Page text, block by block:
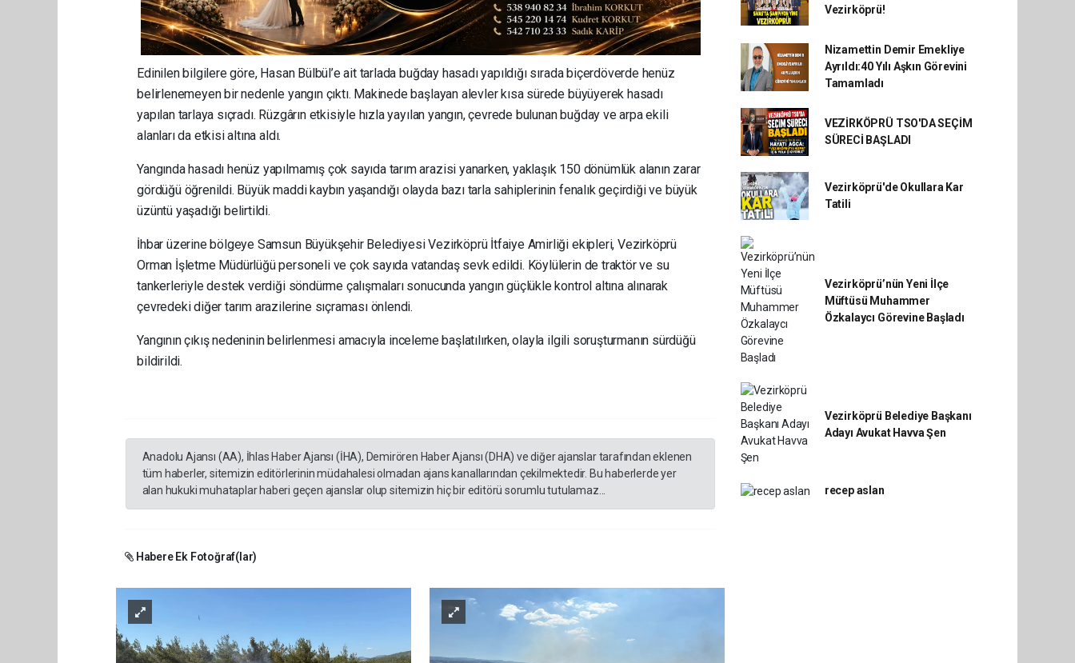
Edinilen bilgilere göre, Hasan Bülbül’e ait tarlada buğday hasadı yapıldığı sırada biçerdöverde henüz
belirlenemeyen bir nedenle yangın çıktı. Makinede başlayan alevler kısa sürede büyüyerek hasadı
yapılan tarlaya sıçradı. Rüzgârın etkisiyle hızla yayılan yangın, çevrede bulunan buğday ve arpa ekili
alanları da etkisi altına aldı.
Yangında hasadı henüz yapılmamış çok sayıda tarım arazisi yanarken, yaklaşık 150 dönümlük alanın zarar
gördüğü öğrenildi. Büyük maddi kaybın yaşandığı olayda bazı tarla sahiplerinin fenalık geçirdiği ve büyük
üzüntü yaşadığı belirtildi.
İhbar üzerine bölgeye Samsun Büyükşehir Belediyesi Vezirköprü İtfaiye Amirliği ekipleri, Vezirköprü
Orman İşletme Müdürlüğü personeli ve çok sayıda vatandaş sevk edildi. Köylülerin de traktör ve su
tankerleriyle destek verdiği söndürme çalışmaları sonucunda yangın güçlükle kontrol altına alınarak
çevredeki diğer tarım arazilerine sıçraması önlendi.
Yangının çıkış nedeninin belirlenmesi amacıyla inceleme başlatılırken, olayla ilgili soruşturmanın sürdüğü
bildirildi.
Anadolu Ajansı (AA), İhlas Haber Ajansı (İHA), Demirören Haber Ajansı (DHA) ve diğer ajanslar tarafından eklenen
tüm haberler, sitemizin editörlerinin müdahalesi olmadan ajans kanallarından çekilmektedir. Bu haberlerde yer
alan hukuki muhataplar haberi geçen ajanslar olup sitemizin hiç bir editörü sorumlu tutulamaz...
Habere Ek Fotoğraf(lar)
Vezirköprü!
Nizamettin Demir Emekliye
Ayrıldı:40 Yılı Aşkın Görevini
Tamamladı
VEZİRKÖPRÜ TSO'DA SEÇİM
SÜRECİ BAŞLADI
Vezirköprü'de Okullara Kar
Tatili
Vezirköprü’nün Yeni İlçe
Müftüsü Muhammer
Özkalaycı Görevine Başladı
Vezirköprü Belediye Başkanı
Adayı Avukat Havva Şen
recep aslan